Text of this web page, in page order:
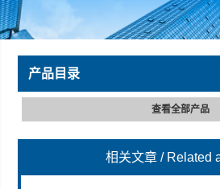
产品目录
查看全部产品
相关文章 / Related